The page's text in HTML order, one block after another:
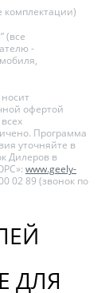
комплектации)
(все
-
офертой
Программа
уточняйте в
Дилеров в
www.geely-
02 89 (звонок по
ДЛЯ